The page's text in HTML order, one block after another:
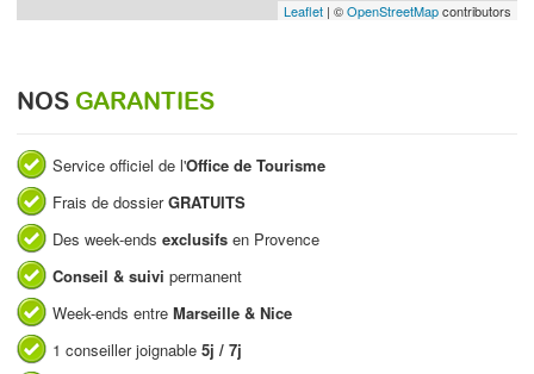
Leaflet | ©OpenStreetMapcontributors
NOS GARANTIES
Service officiel de l'Office de Tourisme
Frais de dossierGRATUITS
Des week-ends exclusifs en Provence
Conseil & suivi permanent
Week-ends entre Marseille & Nice
1 conseiller joignable 5j / 7j